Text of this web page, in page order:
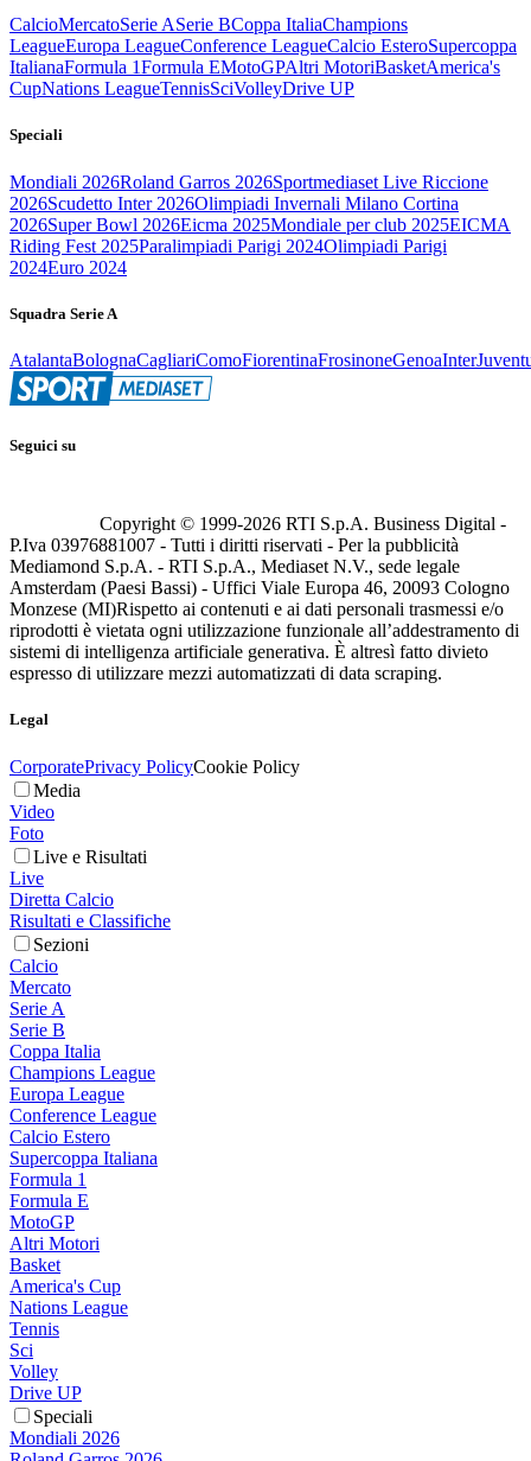
CalcioMercatoSerie ASerie BCoppa ItaliaChampions
LeagueEuropa LeagueConference LeagueCalcio EsteroSupercoppa
ItalianaFormula 1Formula EMotoGPAltri MotoriBasketAmerica's
CupNations LeagueTennisSciVolleyDrive UP
Speciali
Mondiali 2026Roland Garros 2026Sportmediaset Live Riccione
2026Scudetto Inter 2026Olimpiadi Invernali Milano Cortina
2026Super Bowl 2026Eicma 2025Mondiale per club 2025EICMA
Riding Fest 2025Paralimpiadi Parigi 2024Olimpiadi Parigi
2024Euro 2024
Squadra Serie A
AtalantaBolognaCagliariComoFiorentinaFrosinoneGenoaInter
Seguici su
Copyright © 1999-2026 RTI S.p.A. Business Digital -
P.Iva 03976881007 - Tutti i diritti riservati - Per la pubblicità
Mediamond S.p.A. - RTI S.p.A., Mediaset N.V., sede legale
Amsterdam (Paesi Bassi) - Uffici Viale Europa 46, 20093 Cologno
Monzese (MI)Rispetto ai contenuti e ai dati personali trasmessi e/o
riprodotti è vietata ogni utilizzazione funzionale all’addestramento di
sistemi di intelligenza artificiale generativa. È altresì fatto divieto
espresso di utilizzare mezzi automatizzati di data scraping.
Legal
CorporatePrivacy PolicyCookie Policy
Media
Video
Foto
Live e Risultati
Live
Diretta Calcio
Risultati e Classifiche
Sezioni
Calcio
Mercato
Serie A
Serie B
Coppa Italia
Champions League
Europa League
Conference League
Calcio Estero
Supercoppa Italiana
Formula 1
Formula E
MotoGP
Altri Motori
Basket
America's Cup
Nations League
Tennis
Sci
Volley
Drive UP
Speciali
Mondiali 2026